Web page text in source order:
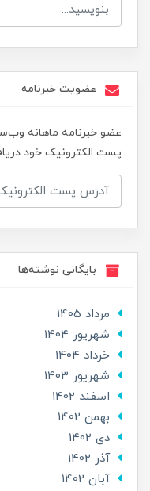
عضویت خبرنامه
عضو خبرنامه ماهانه
پست الکترونیک خود
بایگانی نوشته‌ها
مرداد 1405
شهریور 1404
خرداد 1404
شهریور 1403
اسفند 1402
بهمن 1402
دی 1402
آذر 1402
آبان 1402